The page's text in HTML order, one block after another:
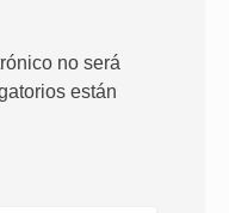
no será
están